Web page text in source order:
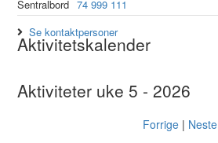
Sentralbord 74 999 111
Se kontaktpersoner
Aktivitetskalender
Aktiviteter uke 5 - 2026
Forrige| Neste